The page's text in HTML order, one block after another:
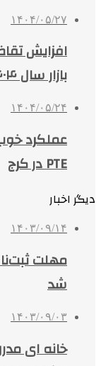
۱۴۰۴/۰۵/۲۷
افزایش
بازار سال ۱۴۰۴
۱۴۰۴/۰۵/۲۴
عملکرد
PTE در کرج
دیگر اخبار
۱۴۰۳/۰۹/۱۴
شد
۱۴۰۳/۰۹/۰۳
خانه ای